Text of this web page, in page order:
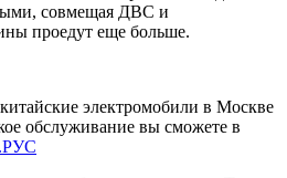
совмещая ДВС и
проедут еще больше.
китайские электромобили в Москве
обслуживание вы сможете в